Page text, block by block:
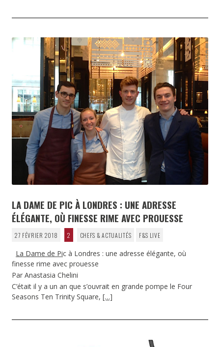
LA DAME DE PIC À LONDRES : UNE ADRESSE
ÉLÉGANTE, OÙ FINESSE RIME AVEC PROUESSE
27 FÉVRIER 2018 2 CHEFS & ACTUALITÉS F&S LIVE
La Dame de Pic à Londres : une adresse élégante, où
finesse rime avec prouesse
Par Anastasia Chelini
C’était il y a un an que s’ouvrait en grande pompe le Four
Seasons Ten Trinity Square, […]